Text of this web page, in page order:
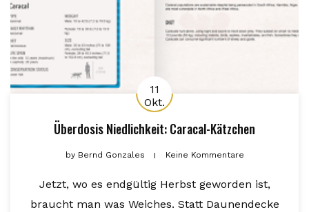
11
Okt.
Überdosis Niedlichkeit: Caracal-Kätzchen
byBernd Gonzales Keine Kommentare
Jetzt, wo es endgültig Herbst geworden ist,
braucht man was Weiches. Statt Daunendecke